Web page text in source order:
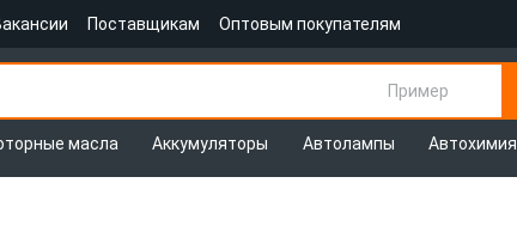
Поставщикам Оптовым покупателям
Пример
масла Аккумуляторы Автолампы Автохимия